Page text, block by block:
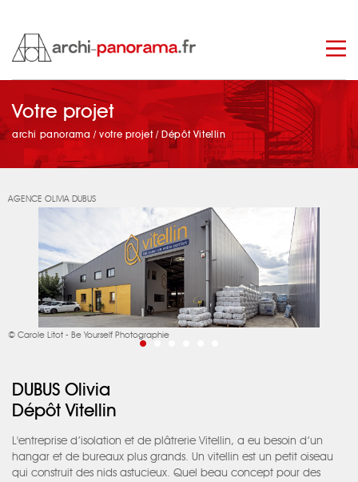
manage_search
Votre projet
archi panorama /votre projet / Dépôt Vitellin
AGENCE OLIVIA DUBUS
© Carole Litot - Be Yourself Photographie
DUBUS Olivia
Dépôt Vitellin
L'entreprise d’isolation et de plâtrerie Vitellin, a eu besoin d’un
hangar et de bureaux plus grands. Un vitellin est un petit oiseau
qui construit des nids astucieux. Quel beau concept pour des